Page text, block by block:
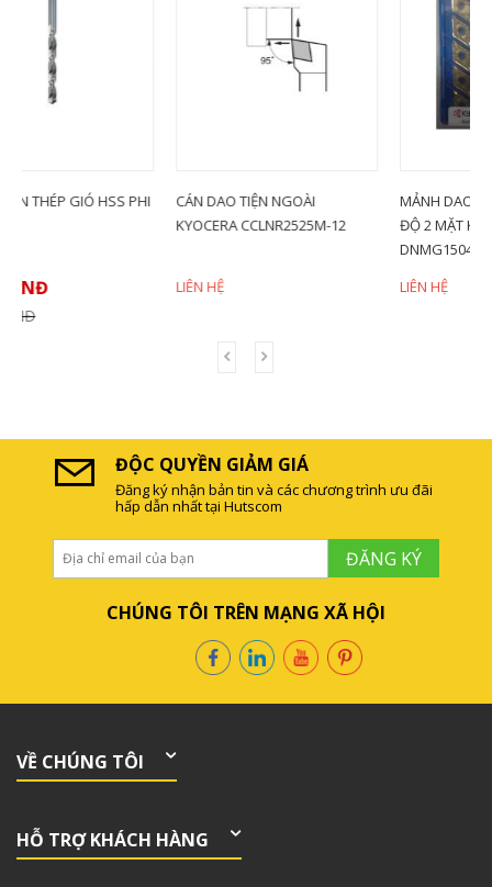
PHI
CÁN DAO TIỆN NGOÀI
KYOCERA CCLNR2525M-12
MẢNH DAO TIỆN HÌNH THOI 55
ĐỘ 2 MẶT KYOCERA
DNMG150404PQ (CA510)
ĐỘC QUYỀN GIẢM GIÁ
Đăng ký nhận bản tin và các chương trình ưu đãi
hấp dẫn nhất tại Hutscom
ĐĂNG KÝ
CHÚNG TÔI TRÊN MẠNG XÃ HỘI
VỀ CHÚNG TÔI
HỖ TRỢ KHÁCH HÀNG